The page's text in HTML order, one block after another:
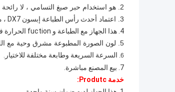
2. هو استخدام حبر صبغ التسامي ، لا رائحة ، لا تلوث
3. اعتماد أحدث
رأس الطباعة إبسون DX7 ، مع دقة عالية. لا تسد.
4. هذا الجهاز مع الطباعة و fuction الحرارة في جهاز واحد. لا تحتاج شراء آلة نقل سخان أخرى ، وتوفير المال والفضاء.
5. لون الصورة المطبوعة مشرق وحية مع
6. السرعة السريعة وطابعة مختلفة للاختيار.
7. بيع المصنع مباشرة.
خدمة Produtc: